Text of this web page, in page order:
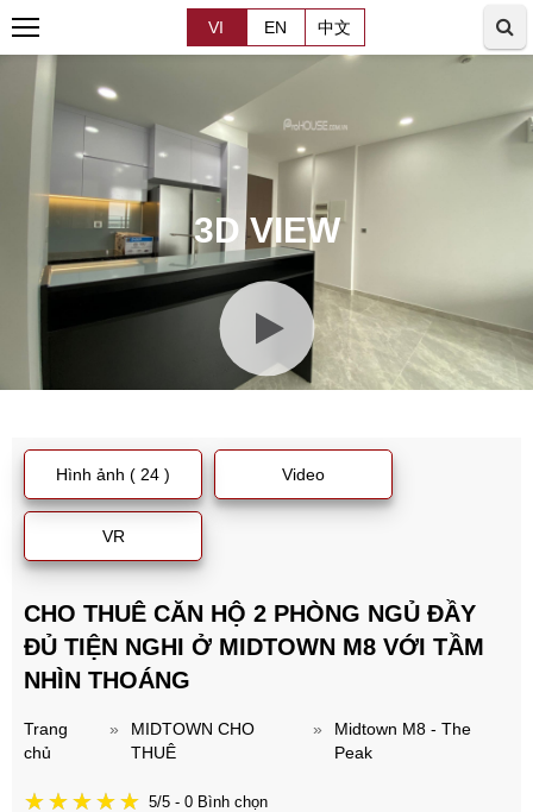
VI EN 中文
3D VIEW
Hình ảnh ( 24 ) Video
VR
CHO THUÊ CĂN HỘ 2 PHÒNG NGỦ ĐẦY
ĐỦ TIỆN NGHI Ở MIDTOWN M8 VỚI TẦM
NHÌN THOÁNG
Trang
chủ
»
MIDTOWN CHO
THUÊ
»
Midtown M8 - The
Peak
5/5 - 0 Bình chọn